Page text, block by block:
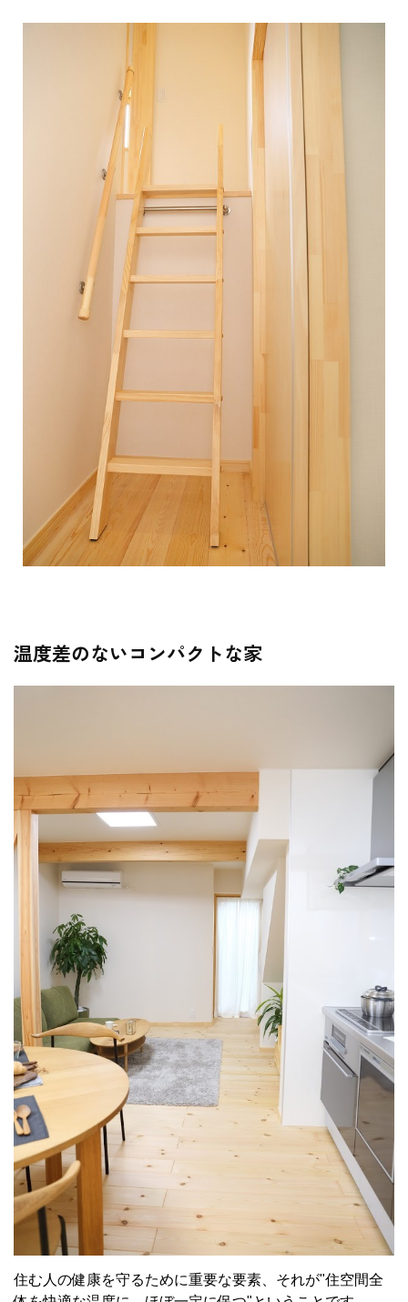
温度差のないコンパクトな家
住む人の健康を守るために重要な要素、それが"住空間全